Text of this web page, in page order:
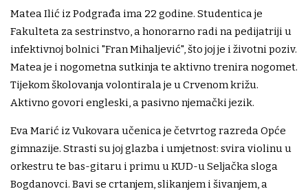
Matea Ilić iz Podgrađa ima 22 godine. Studentica je
Fakulteta za sestrinstvo, a honorarno radi na pedijatriji u
infektivnoj bolnici "Fran Mihaljević", što joj je i životni poziv.
Matea je i nogometna sutkinja te aktivno trenira nogomet.
Tijekom školovanja volontirala je u Crvenom križu.
Aktivno govori engleski, a pasivno njemački jezik.
Eva Marić iz Vukovara učenica je četvrtog razreda Opće
gimnazije. Strasti su joj glazba i umjetnost: svira violinu u
orkestru te bas-gitaru i primu u KUD-u Seljačka sloga
Bogdanovci. Bavi se crtanjem, slikanjem i šivanjem, a